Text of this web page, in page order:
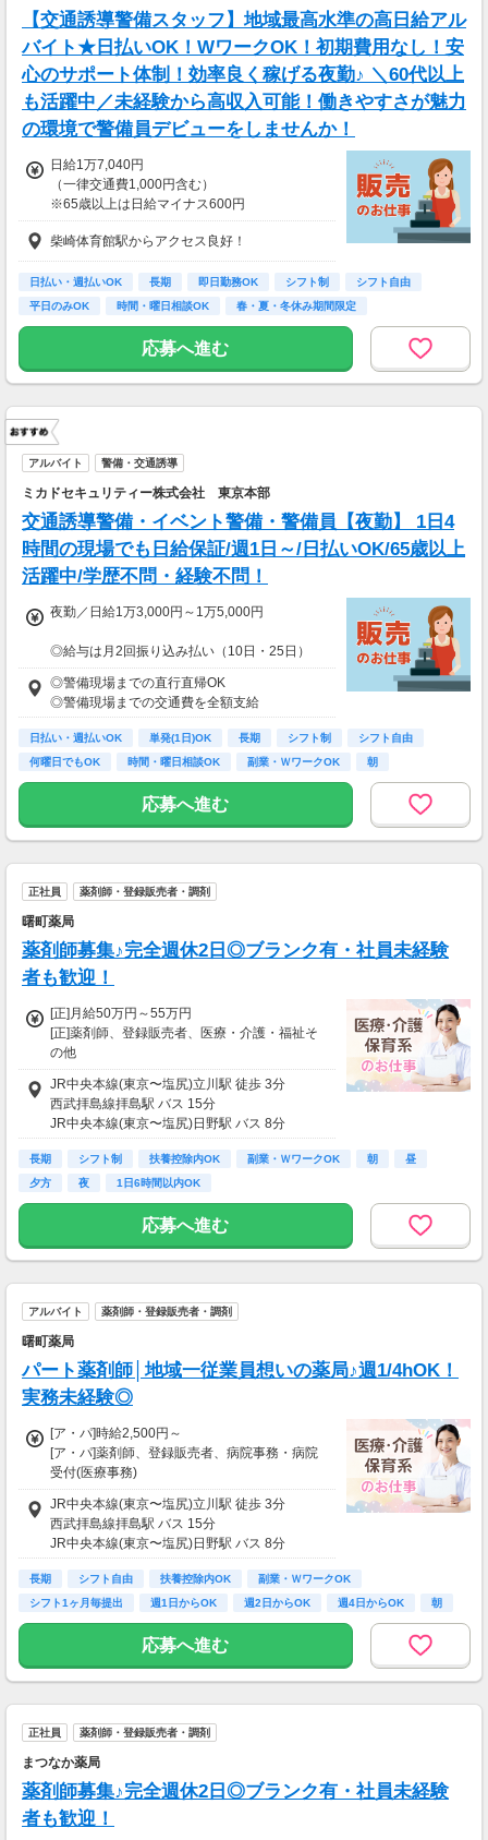
【交通誘導警備スタッフ】地域最高水準の高日給アル
バイト★日払いOK！WワークOK！初期費用なし！安
心のサポート体制！効率良く稼げる夜勤♪ ＼60代以上
も活躍中／未経験から高収入可能！働きやすさが魅力
の環境で警備員デビューをしませんか！
日給1万7,040円
（一律交通費1,000円含む）
※65歳以上は日給マイナス600円
※70歳以上は日給マイナス2,380円
---
■交通誘導2級以上の資格をお持ちの方は
日給1万7,040円
※65歳以上は日給マイナス600円
※70歳以上は日給マイナス1,190円
★交通誘導2級（以上）として従事した場合
---
■65歳～69歳迄では他の年代と同じ現場でも
安全面・体力面の考慮により比較的低負荷の業
70歳以降では低負荷業務や季節により
相談の上短時間勤務をすることもあるため
給与が上記になる場合がございます。
＜月収例＞
（日給1万7,040円×月20日勤務）
柴崎体育館駅からアクセス良好！
日払い・週払いOK 長期 即日勤務OK シフト制
シフト自由
平日のみOK
時間・曜日相談OK
春・夏・冬休み期間限定
副業・ＷワークOK
応募へ進む
アルバイト 警備・交通誘導
ミカドセキュリティー株式会社 東京本部
交通誘導警備・イベント警備・警備員【夜勤】 1日4
時間の現場でも日給保証/週1日～/日払いOK/65歳以上
活躍中/学歴不問・経験不問！
夜勤／日給1万3,000円～1万5,000円
◎給与は月2回振り込み払い（10日・25日）
◎日払い制度の利用も可能（規定あり）
◎有資格者は日給+2,000円（一般路線は+1,000
円）
◎資格取得費用は当社全額負担
※65歳以上の方は下記給与になります
70～79歳：夜勤／日給1万2,500円
◎警備現場までの直行直帰OK
◎警備現場までの交通費を全額支給
日払い・週払いOK 単発(1日)OK 長期 シフト制
シフト自由
何曜日でもOK
時間・曜日相談OK 副業・ＷワークOK 朝
応募へ進む
正社員 薬剤師・登録販売者・調剤
曙町薬局
薬剤師募集♪完全週休2日◎ブランク有・社員未経験
者も歓迎！
[正]月給50万円～55万円
[正]薬剤師、登録販売者、医療・介護・福祉そ
の他
■月給：50万円～55万円
※その他手当込み
■交通費全額支給
┗ガソリン代も支給
■賞与あり
■昇給あり
JR中央本線(東京〜塩尻)立川駅 徒歩 3分
西武拝島線拝島駅 バス 15分
JR中央本線(東京〜塩尻)日野駅 バス 8分
長期 シフト制 扶養控除内OK 副業・ＷワークOK 朝
昼
夕方
夜 1日6時間以内OK
応募へ進む
アルバイト 薬剤師・登録販売者・調剤
曙町薬局
パート薬剤師│地域一従業員想いの薬局♪週1/4hOK！
実務未経験◎
[ア・パ]時給2,500円～
[ア・パ]薬剤師、登録販売者、病院事務・病院
受付(医療事務)
1.薬剤師
時給：2,500円～
2.調剤事務
時給：1,230円～
■交通費全額支給
・上記3パターンのシフト制☆
・週1日、4時間～勤務可能！
・通しで勤務も可能です！
「今週は稼ぎたいからたくさん働きたい！」
「子どもが急に熱を出してしまった...」
「今週は旅行だからシフトに入れなそう」など
JR中央本線(東京〜塩尻)立川駅 徒歩 3分
西武拝島線拝島駅 バス 15分
JR中央本線(東京〜塩尻)日野駅 バス 8分
長期 シフト自由 扶養控除内OK
副業・ＷワークOK
シフト1ヶ月毎提出
週1日からOK 週2日からOK 週4日からOK 朝
応募へ進む
正社員 薬剤師・登録販売者・調剤
まつなか薬局
薬剤師募集♪完全週休2日◎ブランク有・社員未経験
者も歓迎！